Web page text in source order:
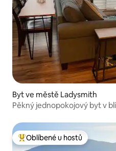
Byt ve městě Ladysmith
Pěkný jednopokojový byt v
Nejlepší v kategorii Oblíbené
Oblíbené u hostů